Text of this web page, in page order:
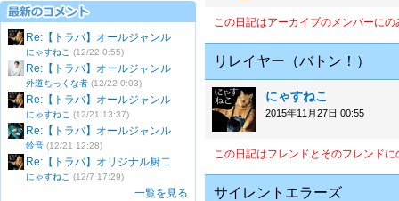
Re:【トラバ】オールジャンル
にゃすねこ (12/22 0:55)
Re:【トラバ】オールジャンル
外道ちっくな者 (12/22 0:03)
Re:【トラバ】オールジャンル
にゃすねこ (12/21 13:37)
Re:【トラバ】オールジャンル
鈴音 (12/21 12:28)
Re:【トラバ】オリジナル厨二
にゃすねこ (12/7 17:29)
一覧を見る
この日記はアーカイブのメンバーに
リレイヤー（バトン！）
にゃすねこ
2015年11月27日 00:55
この日記はフレンドとそのフレンド
サイレントエラーズ